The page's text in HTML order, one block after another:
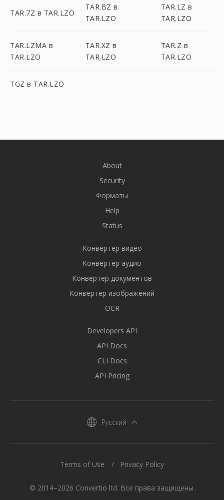
TAR.7Z в TAR.LZO
TAR.BZ в
TAR.LZO
TAR.LZ в
TAR.LZO
TAR.LZMA в
TAR.LZO
TAR.XZ в
TAR.LZO
TAR.Z в
TAR.LZO
TGZ в TAR.LZO
About
Security
Форматы
Help
Status
Конвертер видео
Конвертер аудио
Конвертер документов
Конвертер изображений
OCR
Developers API
API Docs
CLI Docs
API Pricing
Русский
© 2014–2026 Convertio ltd. Все права защищены.
Terms of Use Privacy Policy